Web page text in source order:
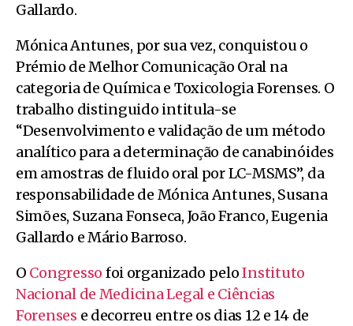
Gallardo.
Mónica Antunes, por sua vez, conquistou o
Prémio de Melhor Comunicação Oral na
categoria de Química e Toxicologia Forenses. O
trabalho distinguido intitula-se
“Desenvolvimento e validação de um método
analítico para a determinação de canabinóides
em amostras de fluido oral por LC-MSMS”, da
responsabilidade de Mónica Antunes, Susana
Simões, Suzana Fonseca, João Franco, Eugenia
Gallardo e Mário Barroso.
O Congresso foi organizado peloInstituto
Nacional de Medicina Legal e Ciências
Forenses e decorreu entre os dias 12 e 14 de